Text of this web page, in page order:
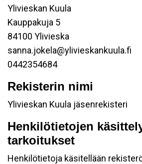
Ylivieskan Kuula
Kauppakuja 5
84100 Ylivieska
sanna.jokela@ylivieskankuula.fi
0442354684
Rekisterin nimi
Ylivieskan Kuula jäsenrekisteri
Henkilötietojen
tarkoitukset
Henkilötietoja käsitellään